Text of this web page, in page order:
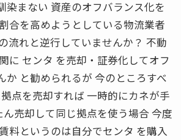
染まない 資産のオフバランス化を
合を高めようとしている物流業者
流れと逆行していませんか？ 不動
に センタ を売却・証券化してオフ
か と勧められるが 今のところすべ
点を売却すれば 一時的にカネが手
ん売却して同じ拠点を使う場合 今度
料というのは自分でセンタ を購入